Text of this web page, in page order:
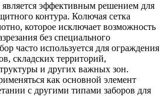
является эффективным решением для
контура. Колючая сетка
которое исключает возможность
без специального
часто используется для ограждения
складских территорий,
и других важных зон.
как основной элемент
с другими типами заборов для